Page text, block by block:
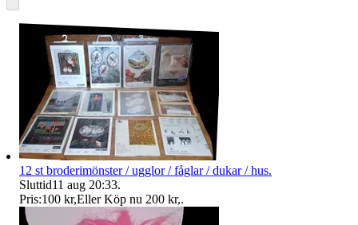
12 st broderimönster / ugglor / fåglar / dukar / hus.
Sluttid11 aug 20:33.
Pris:100 kr,Eller Köp nu 200 kr,.